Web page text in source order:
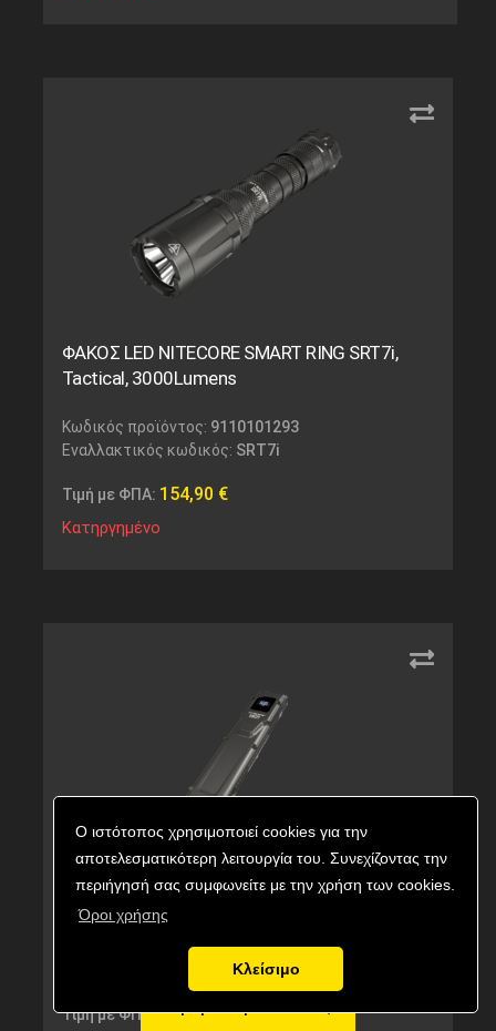
Ο ιστότοπος χρησιμοποιεί cookies για την
αποτελεσματικότερη λειτουργία του. Συνεχίζοντας την
περιήγησή σας συμφωνείτε με την χρήση των cookies.
Όροι χρήσης
Κλείσιμο
ΦΑΚΟΣ LED NITECORE SMART RING SRT7i,
Tactical, 3000Lumens
Κωδικός προϊόντος: 9110101293
Εναλλακτικός κωδικός: SRT7i
Τιμή με ΦΠΑ: 154,90 €
Κατηργημένο
ΦΑΚΟΣ LED NITECORE EDC27, 3000Lumens
Κωδικός προϊόντος:9110101257
EDC27
Τιμή με ΦΠΑ:104,90€